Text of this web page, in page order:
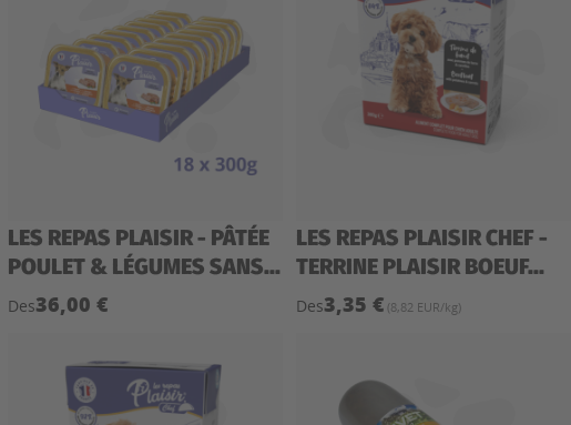
LES REPAS PLAISIR - PÂTÉE
POULET & LÉGUMES SANS...
Des36,00 €
LES REPAS PLAISIR CHEF -
TERRINE PLAISIR BOEUF...
Des3,35 € (8,82 EUR/kg)